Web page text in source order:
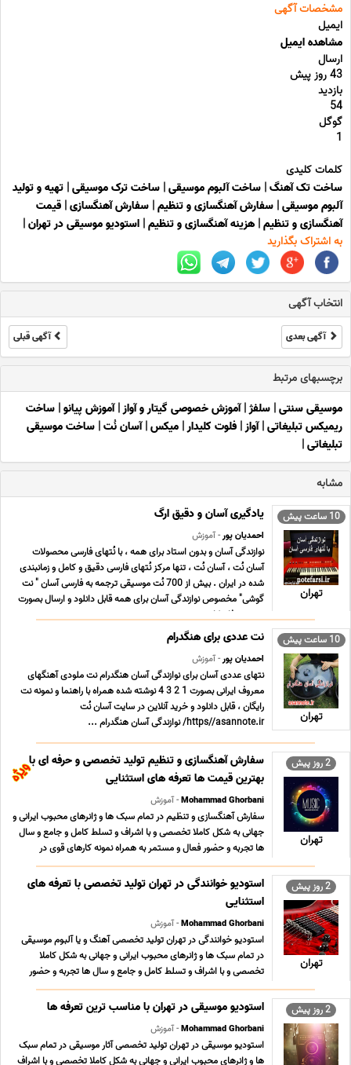
مشخصات آگهی
ایمیل
مشاهده ایمیل
ارسال
43 روز پیش
بازدید
54
گوگل
1
کلمات کلیدی
ساخت تک آهنگ| ساخت آلبوم موسیقی| ساخت ترک موسیقی| تهیه و تولید
آلبوم موسیقی| سفارش آهنگسازی و تنظیم| سفارش آهنگسازی| قیمت
آهنگسازی و تنظیم| هزینه آهنگسازی و تنظیم| استودیو موسیقی در تهران|
به اشتراک بگذارید
انتخاب آگهی
آگهی بعدی آگهی قبلی
برچسبهای مرتبط
موسیقی سنتی| سلفژ|آموزش خصوصی گیتار و آواز|آموزش پیانو| ساخت
ریمیکس تبلیغاتی|آواز| فلوت کلیدار| میکس|آسان نُت| ساخت موسیقی
تبلیغاتی|
مشابه
10 ساعت پیش
تهران
یادگیری آسان و دقیق ارگ
احمدیان پور- آموزش
نوازندگی آسان و بدون استاد برای همه ، با نُتهای فارسی محصولات
آسان نُت ، آسان نُت ، تنها مرکز نُتهای فارسی دقیق و کامل و زمانبندی
شده در ایران . بیش از 700 نُت موسیقی ترجمه به فارسی آسان " نت
گوشی" مخصوص نوازندگی آسان برای همه قابل دانلود و ارسال بصورت
دو ر می فا ، کا ... ...
10 ساعت پیش
تهران
نت عددی برای هنگدرام
احمدیان پور- آموزش
نتهای عددی آسان برای نوازندگی آسان هنگدرام نت ملودی آهنگهای
معروف ایرانی بصورت 1 2 3 4 نوشته شده همراه با راهنما و نمونه نت
رایگان ، قابل دانلود و خرید آنلاین در سایت آسان نُت
https//asannote.ir/ نوازندگی آسان هنگدرام ...
2 روز پیش
تهران
سفارش آهنگسازی و تنظیم تولید تخصصی و حرفه ای با
بهترین قیمت ها تعرفه های استثنایی
Mohammad Ghorbani- آموزش
سفارش آهنگسازی و تنظیم در تمام سبک ها و ژانرهای محبوب ایرانی و
جهانی به شکل کاملا تخصصی و با اشراف و تسلط کامل و جامع و سال
ها تجربه و حضور فعال و مستمر به همراه نمونه کارهای قوی در
سبکهای مختلف و تعرفه های بسیار مناسب ؛ استثنایی و حداقلی تولید
محتوای فاخر و ارزشمند موسیقی کلیه ... ...
2 روز پیش
تهران
استودیو خوانندگی در تهران تولید تخصصی با تعرفه های
استثنایی
Mohammad Ghorbani- آموزش
استودیو خوانندگی در تهران تولید تخصصی آهنگ و یا آلبوم موسیقی
در تمام سبک ها و ژانرهای محبوب ایرانی و جهانی به شکل کاملا
تخصصی و با اشراف و تسلط کامل و جامع و سال ها تجربه و حضور
فعال و مستمر به همراه نمونه کارهای قوی در سبکهای مختلف و تعرفه
های بسیار مناسب ؛ استثنایی و حداقلی تول ... ...
2 روز پیش استودیو موسیقی در تهران با مناسب ترین تعرفه ها
Mohammad Ghorbani- آموزش
استودیو موسیقی در تهران تولید تخصصی آثار موسیقی در تمام سبک
ها و ژانرهای محبوب ایرانی و جهانی به شکل کاملا تخصصی و با اشراف